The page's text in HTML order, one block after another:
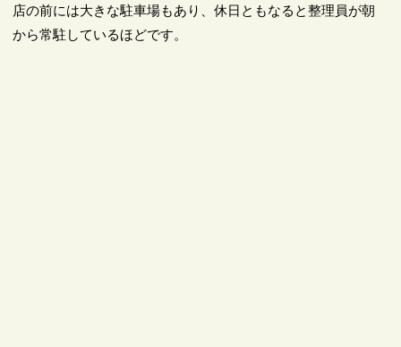
店の前には大きな駐車場もあり、休日ともなると整理員が朝
から常駐しているほどです。